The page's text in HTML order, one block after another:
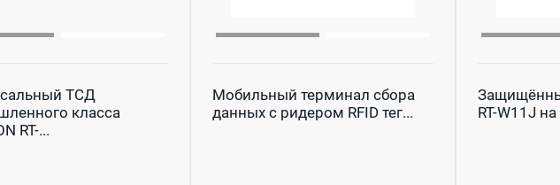
ТСД
класса
RT-...
Мобильный терминал сбора
данных с ридером RFID тег...
RT-W11J